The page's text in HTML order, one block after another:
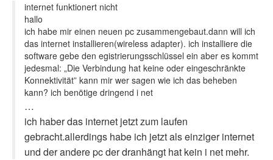
internet funktionert nicht
hallo
ich habe mir einen neuen pc zusammengebaut.dann will ich
das internet installieren(wireless adapter). ich installiere die
software gebe den egistrierungsschlüssel ein aber es kommt
jedesmal: „Die Verbindung hat keine oder eingeschränkte
Konnektivität” kann mir wer sagen wie ich das beheben
kann? ich benötige dringend i net
…
ich haber das internet jetzt zum laufen
gebracht.allerdings habe ich jetzt als einziger internet
und der andere pc der dranhängt hat kein i net mehr.